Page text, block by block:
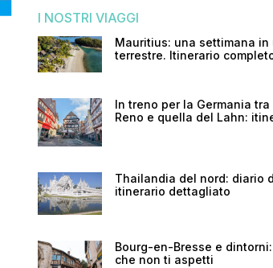
I NOSTRI VIAGGI
Mauritius: una settimana in
terrestre. Itinerario
In treno per la Germania
Reno e quella del Lahn:
Thailandia del nord: diario
itinerario dettagliato
Bourg-en-Bresse e
che non ti aspetti